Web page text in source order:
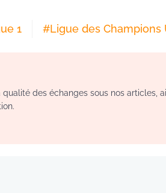
1 #Ligue des Champions
des échanges sous nos articles,